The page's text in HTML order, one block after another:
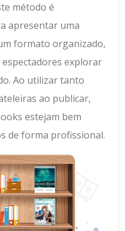
método é
apresentar uma
formato organizado,
explorar
Ao utilizar tanto
ao publicar,
estejam bem
de forma profissional.